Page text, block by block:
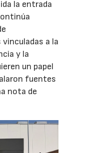
la entrada
a la
y la
un papel
fuentes
nota de